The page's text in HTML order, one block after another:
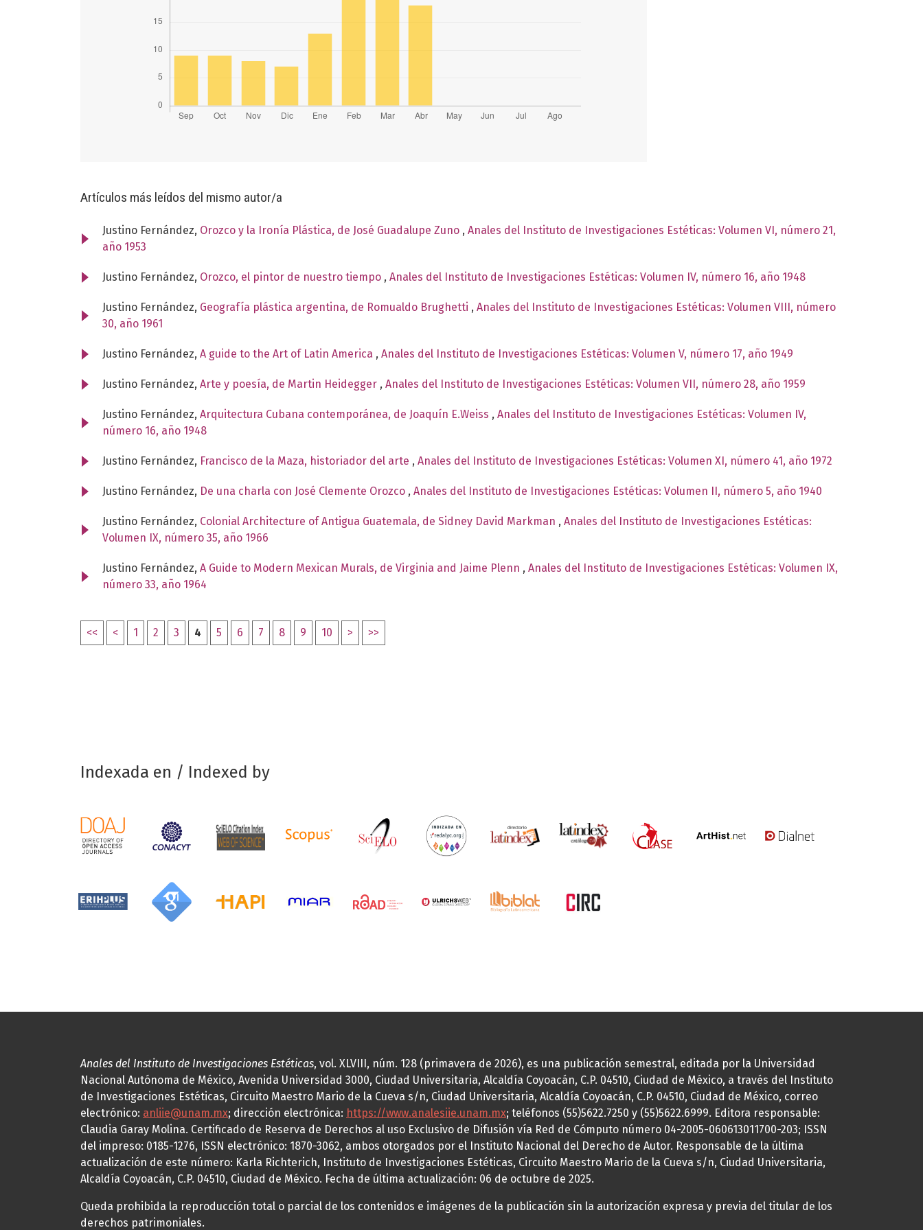
Artículos más leídos del mismo autor/a
Justino Fernández, Orozco y la Ironía Plástica, de José Guadalupe Zuno , Anales del Instituto de Investigaciones Estéticas: Volumen VI, número 21,
año 1953
Justino Fernández, Orozco, el pintor de nuestro tiempo , Anales del Instituto de Investigaciones Estéticas: Volumen IV, número 16, año 1948
Justino Fernández, Geografía plástica argentina, de Romualdo Brughetti , Anales del Instituto de Investigaciones Estéticas: Volumen VIII, número
30, año 1961
Justino Fernández, A guide to the Art of Latin America , Anales del Instituto de Investigaciones Estéticas: Volumen V, número 17, año 1949
Justino Fernández, Arte y poesía, de Martin Heidegger , Anales del Instituto de Investigaciones Estéticas: Volumen VII, número 28, año 1959
Justino Fernández, Arquitectura Cubana contemporánea, de Joaquín E.Weiss , Anales del Instituto de Investigaciones Estéticas: Volumen IV,
número 16, año 1948
Justino Fernández, Francisco de la Maza, historiador del arte , Anales del Instituto de Investigaciones Estéticas: Volumen XI, número 41, año 1972
Justino Fernández, De una charla con José Clemente Orozco , Anales del Instituto de Investigaciones Estéticas: Volumen II, número 5, año 1940
Justino Fernández, Colonial Architecture of Antigua Guatemala, de Sidney David Markman , Anales del Instituto de Investigaciones Estéticas:
Volumen IX, número 35, año 1966
Justino Fernández, A Guide to Modern Mexican Murals, de Virginia and Jaime Plenn , Anales del Instituto de Investigaciones Estéticas: Volumen IX,
número 33, año 1964
<< < 1 2 3 4 5 6 7 8 9 10 > >>
Indexada en / Indexed by
Anales del Instituto de Investigaciones Estéticas, vol. XLVIII, núm. 128 (primavera de 2026), es una publicación semestral, editada por la Universidad
Nacional Autónoma de México, Avenida Universidad 3000, Ciudad Universitaria, Alcaldía Coyoacán, C.P. 04510, Ciudad de México, a través del Instituto
de Investigaciones Estéticas, Circuito Maestro Mario de la Cueva s/n, Ciudad Universitaria, Alcaldía Coyoacán, C.P. 04510, Ciudad de México, correo
electrónico: anliie@unam.mx; dirección electrónica: https://www.analesiie.unam.mx; teléfonos (55)5622.7250 y (55)5622.6999. Editora responsable:
Claudia Garay Molina. Certificado de Reserva de Derechos al uso Exclusivo de Difusión vía Red de Cómputo número 04-2005-060613011700-203; ISSN
del impreso: 0185-1276, ISSN electrónico: 1870-3062, ambos otorgados por el Instituto Nacional del Derecho de Autor. Responsable de la última
actualización de este número: Karla Richterich, Instituto de Investigaciones Estéticas, Circuito Maestro Mario de la Cueva s/n, Ciudad Universitaria,
Alcaldía Coyoacán, C.P. 04510, Ciudad de México. Fecha de última actualización: 06 de octubre de 2025.
Queda prohibida la reproducción total o parcial de los contenidos e imágenes de la publicación sin la autorización expresa y previa del titular de los
derechos patrimoniales.